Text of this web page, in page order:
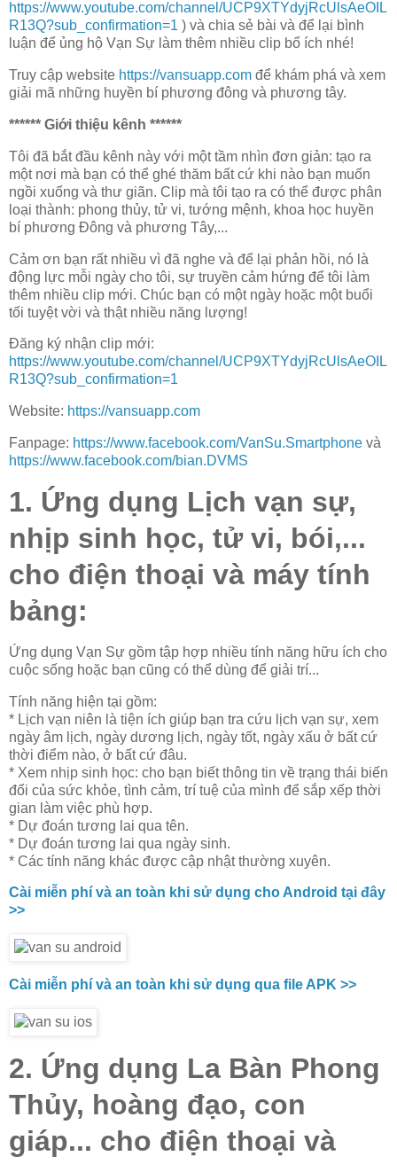
https://www.youtube.com/channel/UCP9XTYdyjRcUlsAeOIL
R13Q?sub_confirmation=1 ) và chia sẻ bài và để lại bình
luận để ủng hộ Vạn Sự làm thêm nhiều clip bổ ích nhé!
Truy cập website https://vansuapp.com để khám phá và xem
giải mã những huyền bí phương đông và phương tây.
****** Giới thiệu kênh ******
Tôi đã bắt đầu kênh này với một tầm nhìn đơn giản: tạo ra
một nơi mà bạn có thể ghé thăm bất cứ khi nào bạn muốn
ngồi xuống và thư giãn. Clip mà tôi tạo ra có thể được phân
loại thành: phong thủy, tử vi, tướng mệnh, khoa học huyền
bí phương Đông và phương Tây,...
Cảm ơn bạn rất nhiều vì đã nghe và để lại phản hồi, nó là
động lực mỗi ngày cho tôi, sự truyền cảm hứng để tôi làm
thêm nhiều clip mới. Chúc bạn có một ngày hoặc một buổi
tối tuyệt vời và thật nhiều năng lượng!
Đăng ký nhận clip mới:
https://www.youtube.com/channel/UCP9XTYdyjRcUlsAeOIL
R13Q?sub_confirmation=1
Website: https://vansuapp.com
Fanpage: https://www.facebook.com/VanSu.Smartphone và
https://www.facebook.com/bian.DVMS
1. Ứng dụng Lịch vạn sự,
nhịp sinh học, tử vi, bói,...
cho điện thoại và máy tính
bảng:
Ứng dụng Vạn Sự gồm tập hợp nhiều tính năng hữu ích cho
cuộc sống hoặc bạn cũng có thể dùng để giải trí...
Tính năng hiện tại gồm:
* Lịch vạn niên là tiện ích giúp bạn tra cứu lịch vạn sự, xem
ngày âm lịch, ngày dương lịch, ngày tốt, ngày xấu ở bất cứ
thời điểm nào, ở bất cứ đâu.
* Xem nhịp sinh học: cho bạn biết thông tin về trạng thái biến
đổi của sức khỏe, tình cảm, trí tuệ của mình để sắp xếp thời
gian làm việc phù hợp.
* Dự đoán tương lai qua tên.
* Dự đoán tương lai qua ngày sinh.
* Các tính năng khác được cập nhật thường xuyên.
Cài miễn phí và an toàn khi sử dụng cho Android tại đây
>>
Cài miễn phí và an toàn khi sử dụng qua file APK >>
2. Ứng dụng La Bàn Phong
Thủy, hoàng đạo, con
giáp... cho điện thoại và